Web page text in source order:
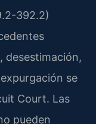
392.2)
desestimación,
se
Court. Las
pueden